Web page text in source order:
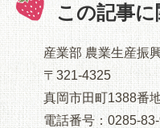
この記事
産業部 農業生産振
〒321-4325
真岡市田町1388番
電話番号：0285-